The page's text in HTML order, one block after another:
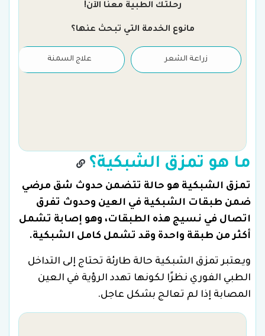
رحلتك الطبية معنا الآن!
مانوع الخدمة التي تبحث عنها؟
زراعة الشعر علاج السمنة
ما هو تمزق الشبكية؟
تمزق الشبكية هو حالة تتضمن حدوث شق مرضي
ضمن طبقات الشبكية في العين وحدوث تفرق
اتصال في نسيج هذه الطبقات، وهو إصابة تشمل
أكثر من طبقة واحدة وقد تشمل كامل الشبكية.
ويعتبر تمزق الشبكية حالة طارئة تحتاج إلى التداخل
الطبي الفوري نظرًا لكونها تهدد الرؤية في العين
المصابة إذا لم تعالج بشكل عاجل.